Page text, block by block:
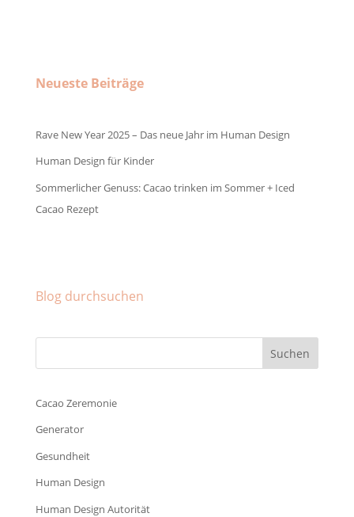
Neueste Beiträge
Rave New Year 2025 – Das neue Jahr im Human Design
Human Design für Kinder
Sommerlicher Genuss: Cacao trinken im Sommer + Iced
Cacao Rezept
Blog durchsuchen
Cacao Zeremonie
Generator
Gesundheit
Human Design
Human Design Autorität